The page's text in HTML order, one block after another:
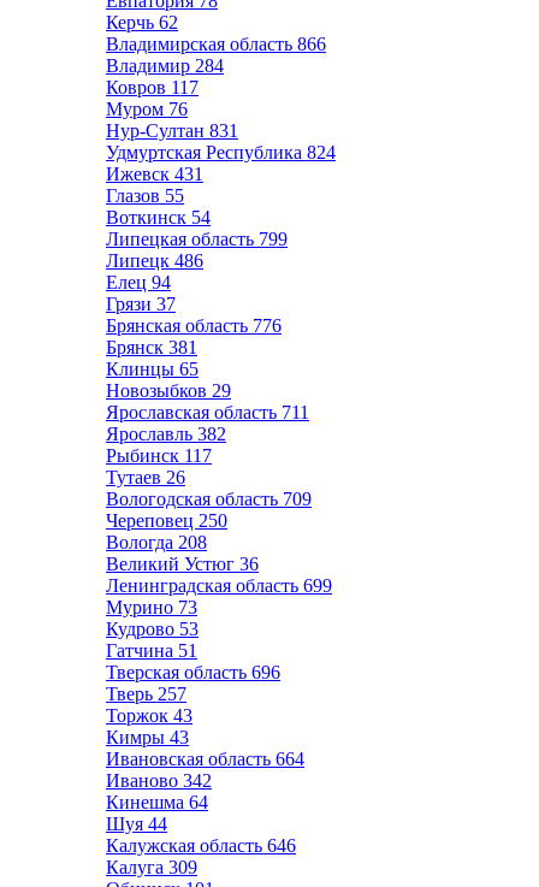
Керчь 62
Владимирская область 866
Владимир 284
Ковров 117
Муром 76
Нур-Султан 831
Удмуртская Республика 824
Ижевск 431
Глазов 55
Воткинск 54
Липецкая область 799
Липецк 486
Елец 94
Грязи 37
Брянская область 776
Брянск 381
Клинцы 65
Новозыбков 29
Ярославская область 711
Ярославль 382
Рыбинск 117
Тутаев 26
Вологодская область 709
Череповец 250
Вологда 208
Великий Устюг 36
Ленинградская область 699
Мурино 73
Кудрово 53
Гатчина 51
Тверская область 696
Тверь 257
Торжок 43
Кимры 43
Ивановская область 664
Иваново 342
Кинешма 64
Шуя 44
Калужская область 646
Калуга 309